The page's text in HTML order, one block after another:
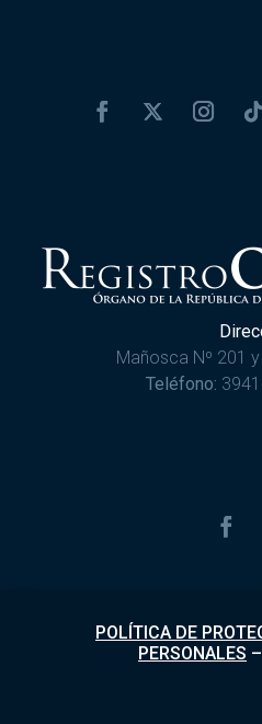
Mañosca Nº 201
Teléfono:
POLÍTICA DE
PERSONALES –